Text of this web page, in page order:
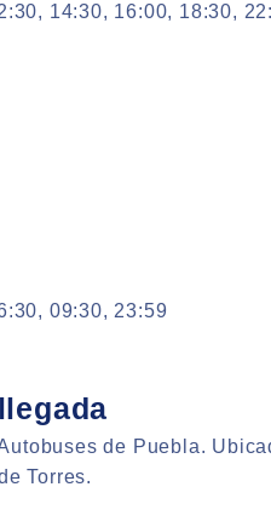
14:30, 16:00, 18:30,
09:30, 23:59
de Puebla.
Torres.